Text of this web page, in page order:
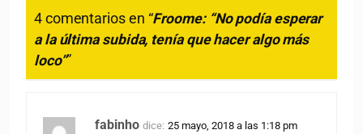
4 comentarios en “Froome: “No podía esperar
a la última subida, tenía que hacer algo más
loco””
fabinho dice: 25 mayo, 2018 a las 1:18 pm